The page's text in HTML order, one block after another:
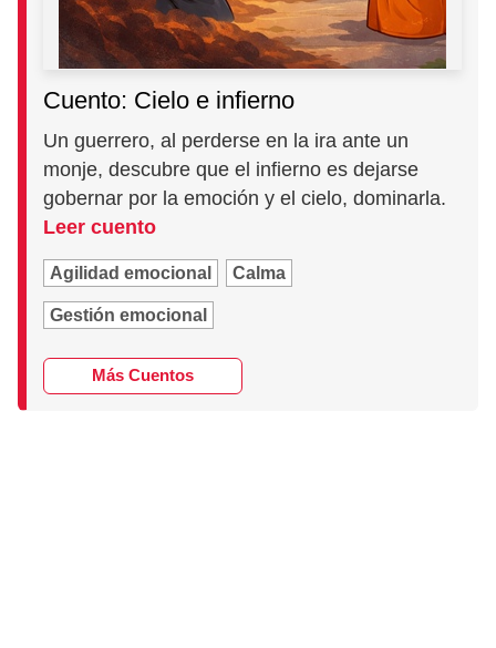
Cuento: Cielo e infierno
Un guerrero, al perderse en la ira ante un
monje, descubre que el infierno es dejarse
gobernar por la emoción y el cielo, dominarla.
Leer cuento
Agilidad emocional Calma
Gestión emocional
Más Cuentos